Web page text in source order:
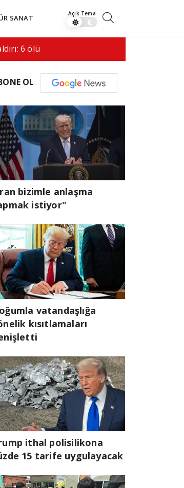
SANAT
OL
bizimle anlaşma
istiyor"
vatandaşlığa
kısıtlamaları
ithal polisilikona
15 tarife uygulayacak